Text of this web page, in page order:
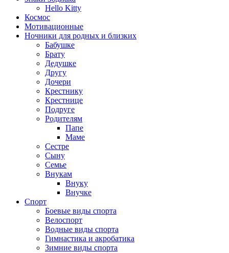
Hello Kitty
Космос
Мотивационные
Ночники для родных и близких
Бабушке
Брату
Дедушке
Другу
Дочери
Крестнику
Крестнице
Подруге
Родителям
Папе
Маме
Сестре
Сыну
Семье
Внукам
Внуку
Внучке
Спорт
Боевые виды спорта
Велоспорт
Водные виды спорта
Гимнастика и акробатика
Зимние виды спорта